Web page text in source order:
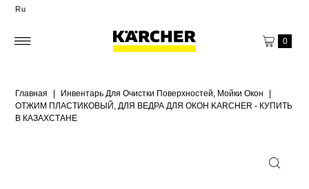
Ru
0
Главная | Инвентарь Для Очистки Поверхностей, Мойки Окон
|
ОТЖИМ ПЛАСТИКОВЫЙ, ДЛЯ ВЕДРА ДЛЯ ОКОН KARCHER - КУПИТЬ
В КАЗАХСТАНЕ